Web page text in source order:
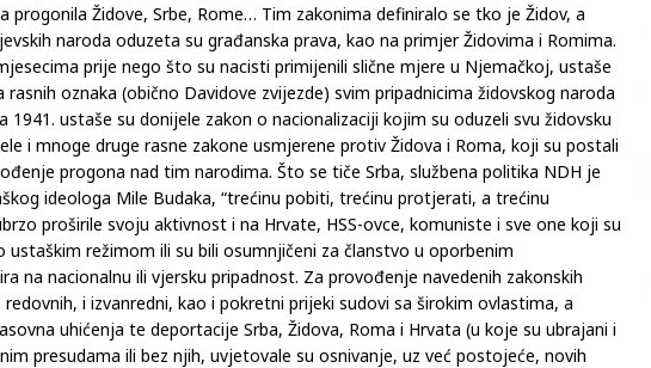
progonila Židove, Srbe, Rome… Tim zakonima definiralo se tko je Židov, a
naroda oduzeta su građanska prava, kao na primjer Židovima i Romima.
prije nego što su nacisti primijenili slične mjere u Njemačkoj, ustaše
rasnih oznaka (obično Davidove zvijezde) svim pripadnicima židovskog naroda
1941. ustaše su donijele zakon o nacionalizaciji kojim su oduzeli svu židovsku
i mnoge druge rasne zakone usmjerene protiv Židova i Roma, koji su postali
progona nad tim narodima. Što se tiče Srba, službena politika NDH je
ideologa Mile Budaka, “trećinu pobiti, trećinu protjerati, a trećinu
proširile svoju aktivnost i na Hrvate, HSS-ovce, komuniste i sve one koji su
ustaškim režimom ili su bili osumnjičeni za članstvo u oporbenim
na nacionalnu ili vjersku pripadnost. Za provođenje navedenih zakonskih
i izvanredni, kao i pokretni prijeki sudovi sa širokim ovlastima, a
uhićenja te deportacije Srba, Židova, Roma i Hrvata (u koje su ubrajani i
presudama ili bez njih, uvjetovale su osnivanje, uz već postojeće, novih